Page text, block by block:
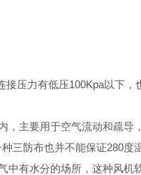
力有低压100Kpa以下，
主要用于空气流动和疏导
三防布也并不能保证280度
有水分的场所，这种风机